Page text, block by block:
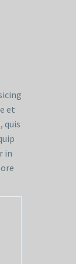
et
quis
in